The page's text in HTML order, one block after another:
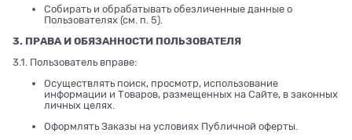
Собирать и обрабатывать обезличенные данные о
Пользователях (см. п. 5).
3. ПРАВА И ОБЯЗАННОСТИ ПОЛЬЗОВАТЕЛЯ
3.1. Пользователь вправе:
Осуществлять поиск, просмотр, использование
информации и Товаров, размещенных на Сайте, в законных
личных целях.
Оформлять Заказы на условиях Публичной оферты.